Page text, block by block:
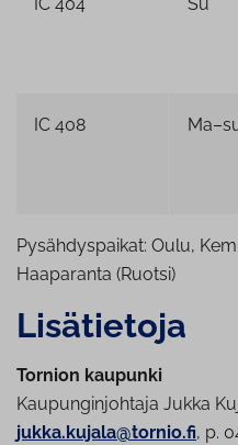
IC 408
Pysähdyspaikat: Oulu,
Haaparanta (Ruotsi)
Lisätietoja
Tornion kaupunki
Kaupunginjohtaja Jukka
jukka.kujala@tornio.fi, p.